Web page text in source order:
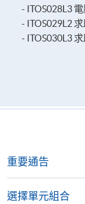
- ITOS028L3
- ITOS029L2
- ITOS030L3
重要通告
選擇單元組合